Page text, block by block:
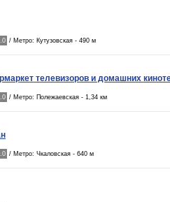
/ Метро: Кутузовская - 490 м
телевизоров и домашних
/ Метро: Полежаевская - 1,34 км
/ Метро: Чкаловская - 640 м